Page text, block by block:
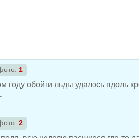
1
году обойти льды удалось вдоль
2